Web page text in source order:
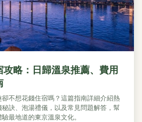
略：日歸溫泉推薦、費用
不想花錢住宿嗎？這篇指南詳細介紹熱
訣、泡湯禮儀，以及常見問題解答，幫
最地道的東京溫泉文化。